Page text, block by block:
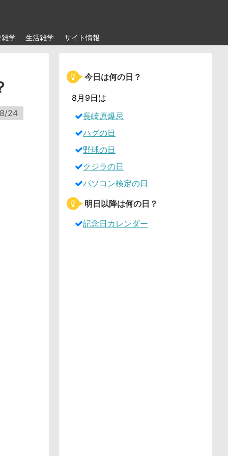
学 生活雑学 サイト情報
24
今日は何の日？
8月9日は
長崎原爆忌
ハグの日
野球の日
クジラの日
パソコン検定の日
明日以降は何の日？
記念日カレンダー